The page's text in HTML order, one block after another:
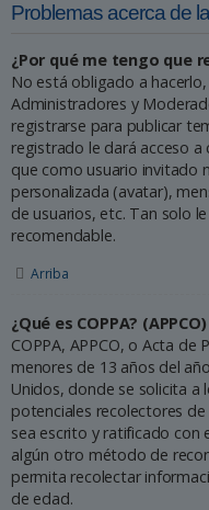
Problemas acerca de
¿Por qué me tengo que
No está obligado a
Administradores y
registrarse para publicar
registrado le dará acceso
que como usuario invitado
personalizada (avatar),
de usuarios, etc. Tan solo
recomendable.
Arriba
¿Qué es COPPA? (APPCO)
COPPA, APPCO, o Acta de
menores de 13 años del
Unidos, donde se solicita a
potenciales recolectores
sea escrito y ratificado con
algún otro método de
permita recolectar
de edad.